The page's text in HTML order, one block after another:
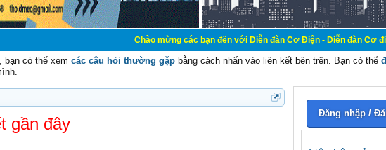
Chào mừng các bạn đến với Diễn đàn Cơ Điện - Diễn đàn Cơ điện là nơi
bạn có thể xem các câu hỏi thường gặp bằng cách nhấn vào liên kết bên trên. Bạn có thể
gần đây
Đăng nhập /